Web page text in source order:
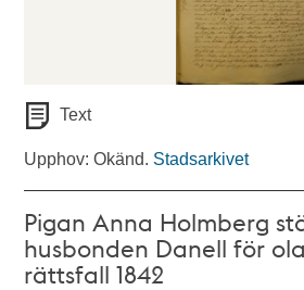
Text
Upphov: Okänd. Stadsarkivet
Pigan Anna Holmberg
husbonden Danell för
rättsfall 1842